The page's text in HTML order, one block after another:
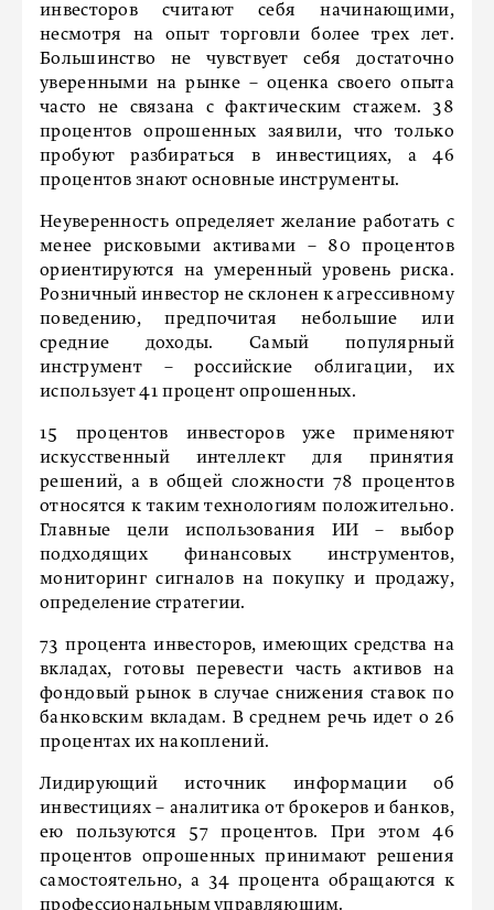
инвесторов считают себя начинающими,
несмотря на опыт торговли более трех лет.
Большинство не чувствует себя достаточно
уверенными на рынке – оценка своего опыта
часто не связана с фактическим стажем. 38
процентов опрошенных заявили, что только
пробуют разбираться в инвестициях, а 46
процентов знают основные инструменты.
Неуверенность определяет желание работать с
менее рисковыми активами – 80 процентов
ориентируются на умеренный уровень риска.
Розничный инвестор не склонен к агрессивному
поведению, предпочитая небольшие или
средние доходы. Самый популярный
инструмент – российские облигации, их
использует 41 процент опрошенных.
15 процентов инвесторов уже применяют
искусственный интеллект для принятия
решений, а в общей сложности 78 процентов
относятся к таким технологиям положительно.
Главные цели использования ИИ – выбор
подходящих финансовых инструментов,
мониторинг сигналов на покупку и продажу,
определение стратегии.
73 процента инвесторов, имеющих средства на
вкладах, готовы перевести часть активов на
фондовый рынок в случае снижения ставок по
банковским вкладам. В среднем речь идет о 26
процентах их накоплений.
Лидирующий источник информации об
инвестициях – аналитика от брокеров и банков,
ею пользуются 57 процентов. При этом 46
процентов опрошенных принимают решения
самостоятельно, а 34 процента обращаются к
профессиональным управляющим.